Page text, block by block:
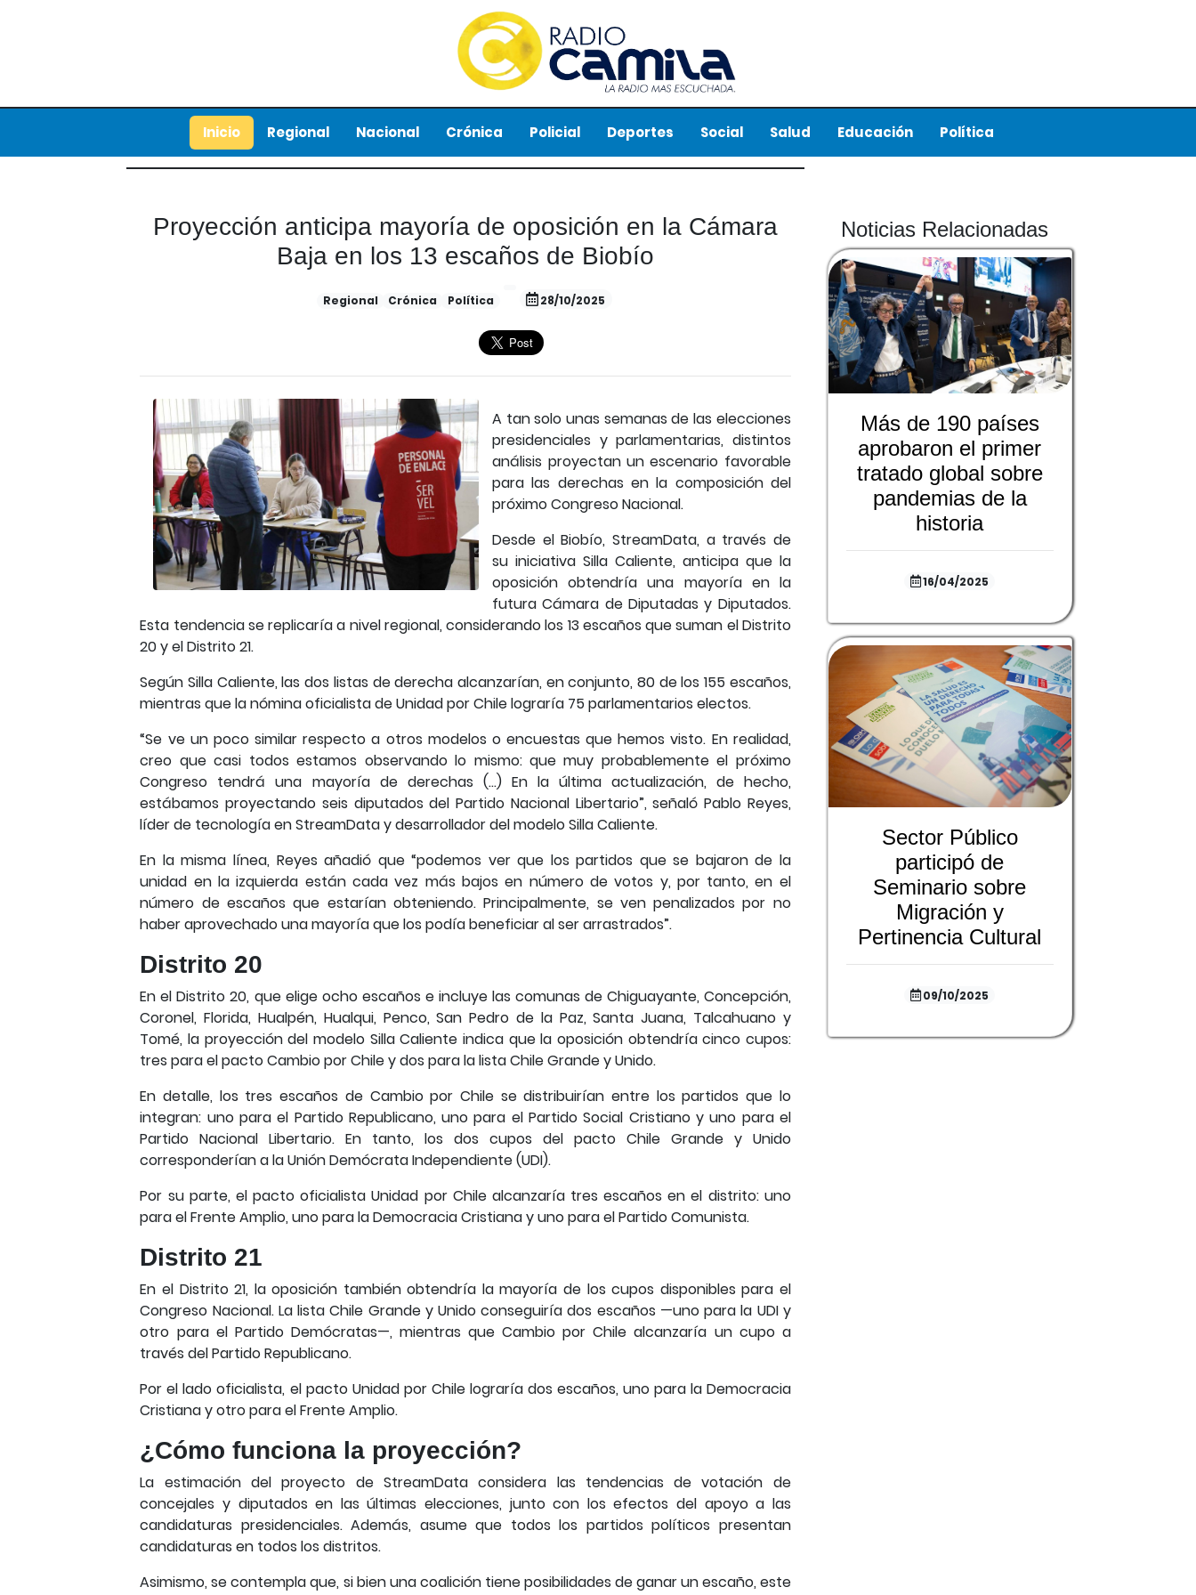
Inicio Regional Nacional Crónica Policial Deportes Social Salud Educación Política
Proyección anticipa mayoría de oposición en la Cámara
Baja en los 13 escaños de Biobío
Regional Crónica Política 28/10/2025
A tan solo unas semanas de las elecciones
presidenciales y parlamentarias, distintos
análisis proyectan un escenario favorable
para las derechas en la composición del
próximo Congreso Nacional.
Desde el Biobío, StreamData, a través de
su iniciativa Silla Caliente, anticipa que la
oposición obtendría una mayoría en la
futura Cámara de Diputadas y Diputados.
Esta tendencia se replicaría a nivel regional, considerando los 13 escaños que suman el Distrito
20 y el Distrito 21.
Según Silla Caliente, las dos listas de derecha alcanzarían, en conjunto, 80 de los 155 escaños,
mientras que la nómina oficialista de Unidad por Chile lograría 75 parlamentarios electos.
“Se ve un poco similar respecto a otros modelos o encuestas que hemos visto. En realidad,
creo que casi todos estamos observando lo mismo: que muy probablemente el próximo
Congreso tendrá una mayoría de derechas (…) En la última actualización, de hecho,
estábamos proyectando seis diputados del Partido Nacional Libertario”, señaló Pablo Reyes,
líder de tecnología en StreamData y desarrollador del modelo Silla Caliente.
En la misma línea, Reyes añadió que “podemos ver que los partidos que se bajaron de la
unidad en la izquierda están cada vez más bajos en número de votos y, por tanto, en el
número de escaños que estarían obteniendo. Principalmente, se ven penalizados por no
haber aprovechado una mayoría que los podía beneficiar al ser arrastrados”.
Distrito 20
En el Distrito 20, que elige ocho escaños e incluye las comunas de Chiguayante, Concepción,
Coronel, Florida, Hualpén, Hualqui, Penco, San Pedro de la Paz, Santa Juana, Talcahuano y
Tomé, la proyección del modelo Silla Caliente indica que la oposición obtendría cinco cupos:
tres para el pacto Cambio por Chile y dos para la lista Chile Grande y Unido.
En detalle, los tres escaños de Cambio por Chile se distribuirían entre los partidos que lo
integran: uno para el Partido Republicano, uno para el Partido Social Cristiano y uno para el
Partido Nacional Libertario. En tanto, los dos cupos del pacto Chile Grande y Unido
corresponderían a la Unión Demócrata Independiente (UDI).
Por su parte, el pacto oficialista Unidad por Chile alcanzaría tres escaños en el distrito: uno
para el Frente Amplio, uno para la Democracia Cristiana y uno para el Partido Comunista.
Distrito 21
En el Distrito 21, la oposición también obtendría la mayoría de los cupos disponibles para el
Congreso Nacional. La lista Chile Grande y Unido conseguiría dos escaños —uno para la UDI y
otro para el Partido Demócratas—, mientras que Cambio por Chile alcanzaría un cupo a
través del Partido Republicano.
Por el lado oficialista, el pacto Unidad por Chile lograría dos escaños, uno para la Democracia
Cristiana y otro para el Frente Amplio.
¿Cómo funciona la proyección?
La estimación del proyecto de StreamData considera las tendencias de votación de
concejales y diputados en las últimas elecciones, junto con los efectos del apoyo a las
candidaturas presidenciales. Además, asume que todos los partidos políticos presentan
candidaturas en todos los distritos.
Asimismo, se contempla que, si bien una coalición tiene posibilidades de ganar un escaño, este
Noticias Relacionadas
Más de 190 países
aprobaron el primer
tratado global sobre
pandemias de la
historia
16/04/2025
Sector Público
participó de
Seminario sobre
Migración y
Pertinencia Cultural
09/10/2025